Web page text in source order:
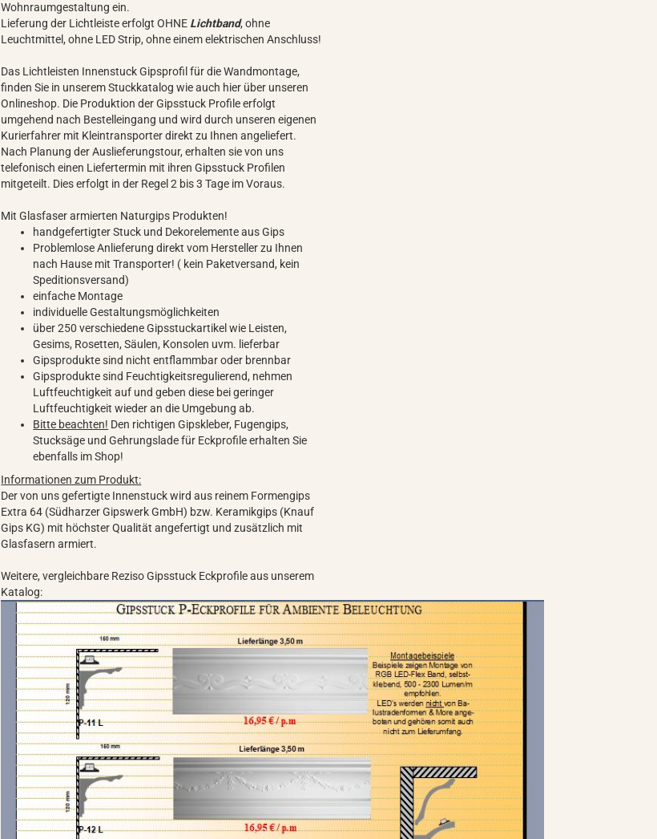
Wohnraumgestaltung ein.
Lieferung der Lichtleiste erfolgt OHNE Lichtband, ohne
Leuchtmittel, ohne LED Strip, ohne einem elektrischen Anschluss!
Das Lichtleisten Innenstuck Gipsprofil für die Wandmontage,
finden Sie in unserem Stuckkatalog wie auch hier über unseren
Onlineshop. Die Produktion der Gipsstuck Profile erfolgt
umgehend nach Bestelleingang und wird durch unseren eigenen
Kurierfahrer mit Kleintransporter direkt zu Ihnen angeliefert.
Nach Planung der Auslieferungstour, erhalten sie von uns
telefonisch einen Liefertermin mit ihren Gipsstuck Profilen
mitgeteilt. Dies erfolgt in der Regel 2 bis 3 Tage im Voraus.
Mit Glasfaser armierten Naturgips Produkten!
handgefertigter Stuck und Dekorelemente aus Gips
Problemlose Anlieferung direkt vom Hersteller zu Ihnen
nach Hause mit Transporter! ( kein Paketversand, kein
Speditionsversand)
einfache Montage
individuelle Gestaltungsmöglichkeiten
über 250 verschiedene Gipsstuckartikel wie Leisten,
Gesims, Rosetten, Säulen, Konsolen uvm. lieferbar
Gipsprodukte sind nicht entflammbar oder brennbar
Gipsprodukte sind Feuchtigkeitsregulierend, nehmen
Luftfeuchtigkeit auf und geben diese bei geringer
Luftfeuchtigkeit wieder an die Umgebung ab.
Bitte beachten! Den richtigen Gipskleber, Fugengips,
Stucksäge und Gehrungslade für Eckprofile erhalten Sie
ebenfalls im Shop!
Informationen zum Produkt:
Der von uns gefertigte Innenstuck wird aus reinem Formengips
Extra 64 (Südharzer Gipswerk GmbH) bzw. Keramikgips (Knauf
Gips KG) mit höchster Qualität angefertigt und zusätzlich mit
Glasfasern armiert.
Weitere, vergleichbare Reziso Gipsstuck Eckprofile aus unserem
Katalog: